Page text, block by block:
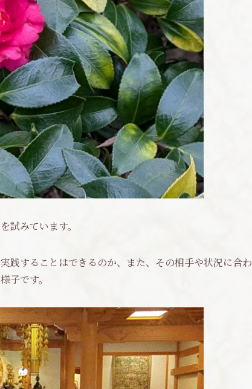
試みています。
践することはできるのか、また、その相手や状況に合わ
子です。